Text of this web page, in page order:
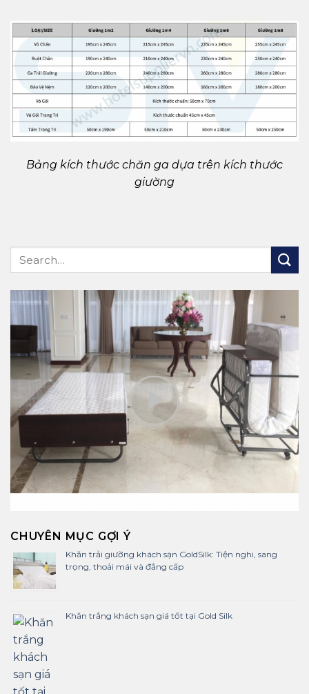
Bảng kích thước chăn ga dựa trên kích thước
giường
CHUYÊN MỤC GỢI Ý
Khăn trải giường khách sạn GoldSilk: Tiện nghi, sang
trọng, thoải mái và đẳng cấp
Khăn trắng khách sạn giá tốt tại Gold Silk